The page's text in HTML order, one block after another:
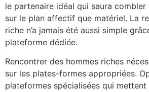
le partenaire idéal qui saura
sur le plan affectif que matériel. La
riche n’a jamais été aussi simple
plateforme dédiée.
Rencontrer des hommes riches
sur les plates-formes appropriées.
plateformes spécialisées qui